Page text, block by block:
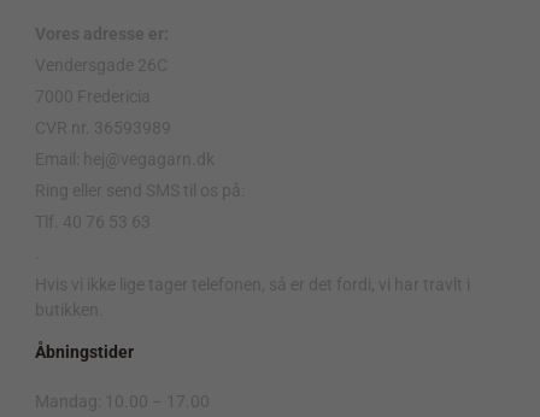
Vores adresse er:
Vendersgade 26C
7000 Fredericia
CVR nr. 36593989
Email: hej@vegagarn.dk
Ring eller send SMS til os på:
Tlf. 40 76 53 63
Hvis vi ikke lige tager telefonen, så er det fordi, vi har travlt i
butikken.
Åbningstider
Mandag: 10.00 – 17.00